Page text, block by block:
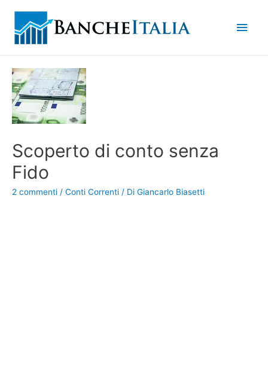
Scoperto di conto senza
Fido
2 commenti / Conti Correnti / Di Giancarlo Biasetti